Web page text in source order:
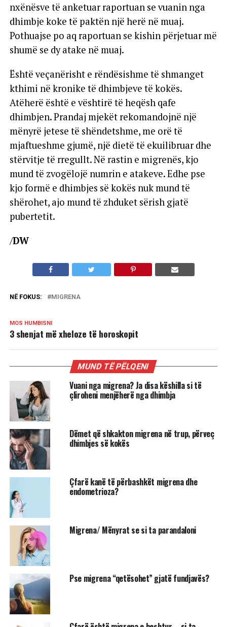
nxënësve të anketuar raportuan se vuanin nga
dhimbje koke të paktën një herë në muaj.
Pothuajse po aq raportuan se kishin përjetuar më
shumë se dy atake në muaj.
Është veçanërisht e rëndësishme të shmanget
kthimi në kronike të dhimbjeve të kokës.
Atëherë është e vështirë të heqësh qafe
dhimbjen. Prandaj mjekët rekomandojnë një
mënyrë jetese të shëndetshme, me orë të
mjaftueshme gjumë, një dietë të ekuilibruar dhe
stërvitje të rregullt. Në rastin e migrenës, kjo
mund të zvogëlojë numrin e atakeve. Edhe pse
kjo formë e dhimbjes së kokës nuk mund të
shërohet, ajo mund të zhduket sërish gjatë
pubertetit.
/DW
NË FOKUS: MIGRENA
MOS HUMBISNI
3 shenjat më xheloze të horoskopit
MUND TË PËLQENI
Vuani nga migrena? Ja disa këshilla si të
çliroheni menjëherë nga dhimbja
Dëmet që shkakton migrena në trup, përveç
dhimbjes së kokës
Çfarë kanë të përbashkët migrena dhe
endometrioza?
Migrena/ Mënyrat se si ta parandaloni
Pse migrena “qetësohet” gjatë fundjavës?